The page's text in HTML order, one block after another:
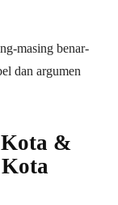
masing benar-
dan argumen
&